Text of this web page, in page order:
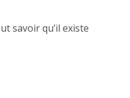
savoir qu’il existe